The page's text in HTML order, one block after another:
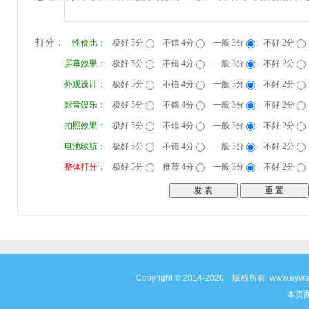
打分： 性价比： 极好 5分 不错 4分 一般 3分 不好 2分
屏幕效果： 极好 5分 不错 4分 一般 3分 不好 2分
外观设计： 极好 5分 不错 4分 一般 3分 不好 2分
影音娱乐： 极好 5分 不错 4分 一般 3分 不好 2分
拍照效果： 极好 5分 不错 4分 一般 3分 不好 2分
电池续航： 极好 5分 不错 4分 一般 3分 不好 2分
整体打分： 极好 5分 推荐 4分 一般 3分 不好 2分
Copyright © 2014-2026 版权所有
本页